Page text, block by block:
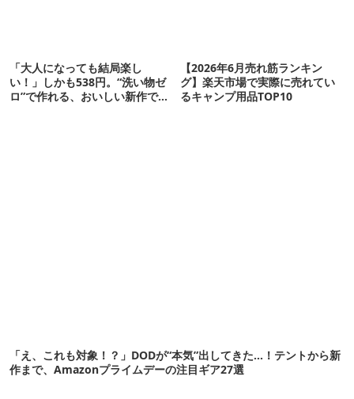
「大人になっても結局楽し
い！」しかも538円。“洗い物ゼ
ロ”で作れる、おいしい新作です
【2026年6月売れ筋ランキン
グ】楽天市場で実際に売れてい
るキャンプ用品TOP10
「え、これも対象！？」DODが“本気”出してきた…！テントから新
作まで、Amazonプライムデーの注目ギア27選